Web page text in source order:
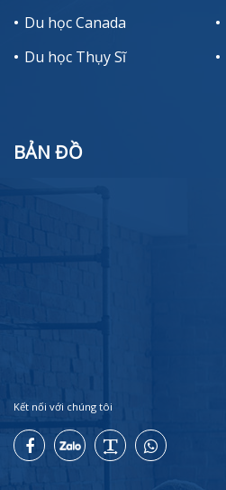
Du học Canada
Du học Thụy Sĩ
BẢN ĐỒ
Kết nối với chúng tôi